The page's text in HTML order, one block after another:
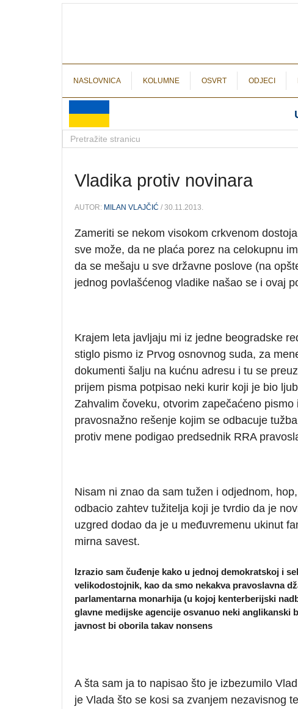
NASLOVNICA KOLUMNE OSVRT ODJECI
Vladika protiv novinara
AUTOR: MILAN VLAJČIĆ / 30.11.2013.
Zameriti se nekom visokom crkvenom
sve može, da ne plaća porez na celokupnu
da se mešaju u sve državne poslove (na
jednog povlašćenog vladike našao se i ovaj
Krajem leta javljaju mi iz jedne beogradske
stiglo pismo iz Prvog osnovnog suda, za
dokumenti šalju na kućnu adresu i tu se
prijem pisma potpisao neki kurir koji je bio
Zahvalim čoveku, otvorim zapečaćeno
pravosnažno rešenje kojim se odbacuje
protiv mene podigao predsednik RRA
Nisam ni znao da sam tužen i odjednom,
odbacio zahtev tužitelja koji je tvrdio da je
uzgred dodao da je u međuvremenu ukinut
mirna savest.
Izrazio sam čuđenje kako u jednoj demokratskoj i
velikodostojnik, kao da smo nekakva pravoslavna
parlamentarna monarhija (u kojoj kenterberijski
glavne medijske agencije osvanuo neki anglikanski
javnost bi oborila takav nonsens
A šta sam ja to napisao što je izbezumilo
je Vlada što se kosi sa zvanjem nezavisnog